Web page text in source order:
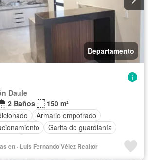
Departamento
Daule
2 Baños
150 m²
Armario empotrado
Garita de guardianía
en - Luis Fernando Vélez Realtor